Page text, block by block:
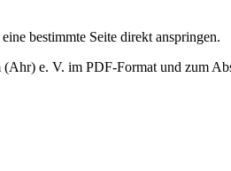
bestimmte Seite direkt anspringen.
e. V. im PDF-Format und zum